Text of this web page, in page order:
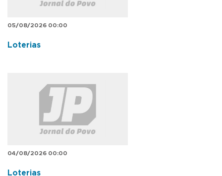
05/08/2026 00:00
Loterias
04/08/2026 00:00
Loterias